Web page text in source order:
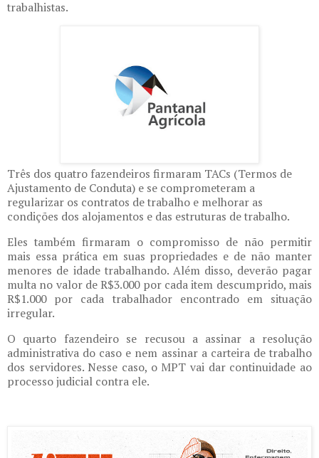
trabalhistas.
Três dos quatro fazendeiros firmaram TACs (Termos de
Ajustamento de Conduta) e se comprometeram a
regularizar os contratos de trabalho e melhorar as
condições dos alojamentos e das estruturas de trabalho.
Eles também firmaram o compromisso de não permitir
mais essa prática em suas propriedades e de não manter
menores de idade trabalhando. Além disso, deverão pagar
multa no valor de R$3.000 por cada item descumprido, mais
R$1.000 por cada trabalhador encontrado em situação
irregular.
O quarto fazendeiro se recusou a assinar a resolução
administrativa do caso e nem assinar a carteira de trabalho
dos servidores. Nesse caso, o MPT vai dar continuidade ao
processo judicial contra ele.